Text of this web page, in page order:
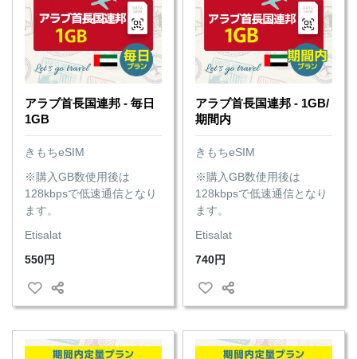
アラブ首長国連邦 - 毎日
1GB
きもちeSIM
※購入GB数使用後は
128kbpsで低速通信となり
ます。
Etisalat
550円
アラブ首長国連邦 - 1GB/
期間内
きもちeSIM
※購入GB数使用後は
128kbpsで低速通信となり
ます。
Etisalat
740円